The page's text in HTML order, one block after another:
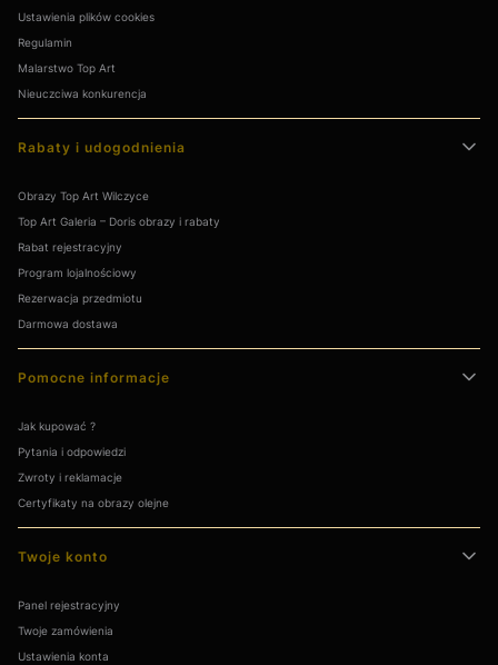
Ustawienia plików cookies
Regulamin
Malarstwo Top Art
Nieuczciwa konkurencja
Rabaty i udogodnienia
Obrazy Top Art Wilczyce
Top Art Galeria – Doris obrazy i rabaty
Rabat rejestracyjny
Program lojalnościowy
Rezerwacja przedmiotu
Darmowa dostawa
Pomocne informacje
Jak kupować ?
Pytania i odpowiedzi
Zwroty i reklamacje
Certyfikaty na obrazy olejne
Twoje konto
Panel rejestracyjny
Twoje zamówienia
Ustawienia konta